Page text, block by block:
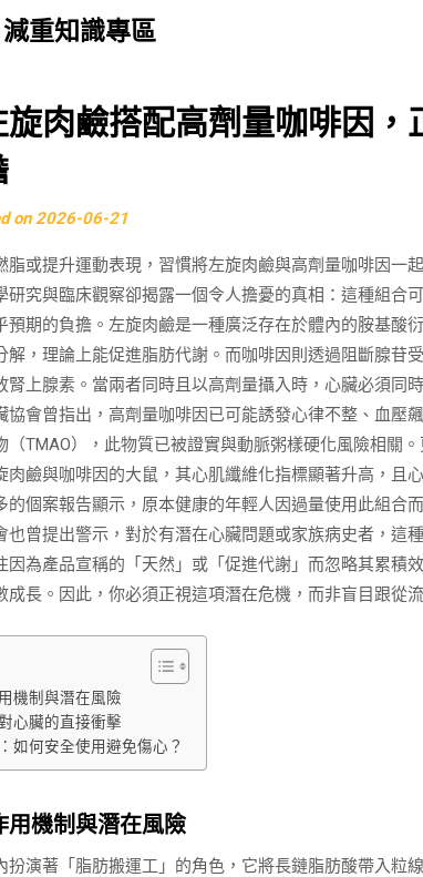
重知識專區
肉鹼搭配高劑量咖啡因，
on2026-06-21
脂或提升運動表現，習慣將左旋肉鹼與高劑量咖啡因一
研究與臨床觀察卻揭露一個令人擔憂的真相：這種組合
預期的負擔。左旋肉鹼是一種廣泛存在於體內的胺基酸
解，理論上能促進脂肪代謝。而咖啡因則透過阻斷腺苷
腎上腺素。當兩者同時且以高劑量攝入時，心臟必須同
協會曾指出，高劑量咖啡因已可能誘發心律不整、血壓
（TMAO），此物質已被證實與動脈粥樣硬化風險相關
肉鹼與咖啡因的大鼠，其心肌纖維化指標顯著升高，且
的個案報告顯示，原本健康的年輕人因過量使用此組合
也曾提出警示，對於有潛在心臟問題或家族病史者，這
因為產品宣稱的「天然」或「促進代謝」而忽略其累積
成長。因此，你必須正視這項潛在危機，而非盲目跟從
機制與潛在風險
心臟的直接衝擊
如何安全使用避免傷心？
用機制與潛在風險
扮演著「脂肪搬運工」的角色，它將長鏈脂肪酸帶入粒